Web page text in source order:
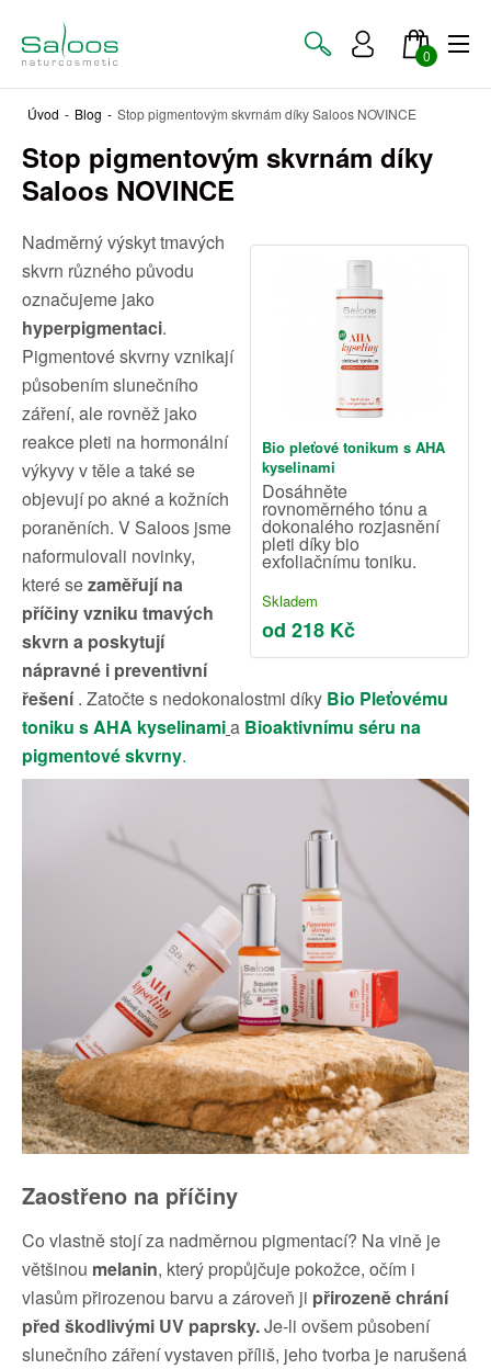
0
Úvod - Blog - Stop pigmentovým skvrnám díky Saloos NOVINCE
Stop pigmentovým skvrnám díky
Saloos NOVINCE
Bio pleťové tonikum s AHA
kyselinami
Dosáhněte
rovnoměrného tónu a
dokonalého rozjasnění
pleti díky bio
exfoliačnímu toniku.
Skladem
od 218 Kč
Nadměrný výskyt tmavých
skvrn různého původu
označujeme jako
hyperpigmentaci.
Pigmentové skvrny vznikají
působením slunečního
záření, ale rovněž jako
reakce pleti na hormonální
výkyvy v těle a také se
objevují po akné a kožních
poraněních. V Saloos jsme
naformulovali novinky,
které sezaměřují na
příčiny vzniku tmavých
skvrn a poskytují
nápravné i preventivní
řešení. Zatočte s nedokonalostmi díky Bio Pleťovému
toniku s AHA kyselinamia Bioaktivnímu séru na
pigmentové skvrny.
Zaostřeno na příčiny
Co vlastně stojí za nadměrnou pigmentací? Na vině je
většinou melanin, který propůjčuje pokožce, očím i
vlasům přirozenou barvu a zároveň ji přirozeně chrání
před škodlivými UV paprsky.Je-li ovšem působení
slunečního záření vystaven příliš, jeho tvorba je narušená